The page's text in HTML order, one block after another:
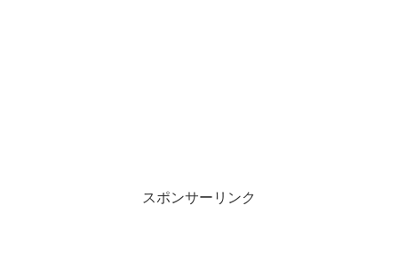
スポンサーリンク